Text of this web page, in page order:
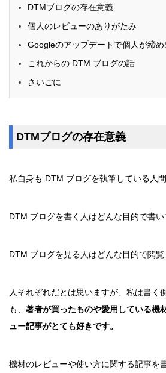
DTMブログの存在意義
個人のレビューのありがたみ
Googleのアップデートで個人が締め
これからの DTM ブログの話
さいごに
DTMブログの存在意義
私自身も DTM ブログを執筆している人
DTM ブログを書く人はどんな目的で書い
DTM ブログを見る人はどんな目的で閲覧
人それぞれだとは思いますが、私は書く
も、 著者が買ったものや愛用している機
ュー記事がとても好きです。
機材のレビューや使い方に関する記事を